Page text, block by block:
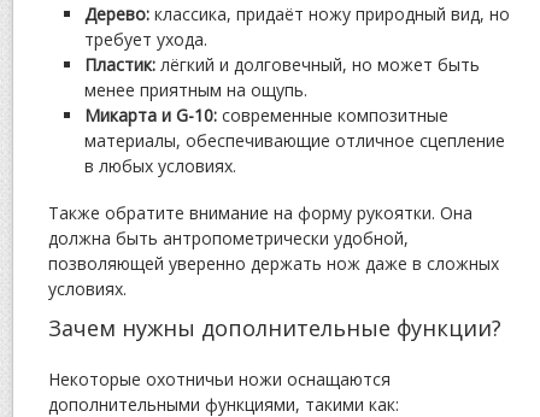
Дерево: классика, придаёт ножу природный вид, но
требует ухода.
Пластик: лёгкий и долговечный, но может быть
менее приятным на ощупь.
Микарта и G-10: современные композитные
материалы, обеспечивающие отличное сцепление
в любых условиях.
Также обратите внимание на форму рукоятки. Она
должна быть антропометрически удобной,
позволяющей уверенно держать нож даже в сложных
условиях.
Зачем нужны дополнительные функции?
Некоторые охотничьи ножи оснащаются
дополнительными функциями, такими как: